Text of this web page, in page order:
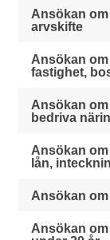
Ansökan
arvskifte
Ansökan
fastighet,
Ansökan
bedriva
Ansökan
lån,
Ansökan
Ansökan